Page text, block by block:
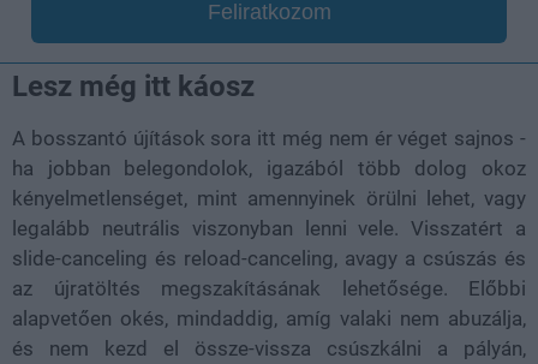
Feliratkozom
Lesz még itt káosz
A bosszantó újítások sora itt még nem ér véget sajnos -
ha jobban belegondolok, igazából több dolog okoz
kényelmetlenséget, mint amennyinek örülni lehet, vagy
legalább neutrális viszonyban lenni vele. Visszatért a
slide-canceling és reload-canceling, avagy a csúszás és
az újratöltés megszakításának lehetősége. Előbbi
alapvetően okés, mindaddig, amíg valaki nem abuzálja,
és nem kezd el össze-vissza csúszkálni a pályán,